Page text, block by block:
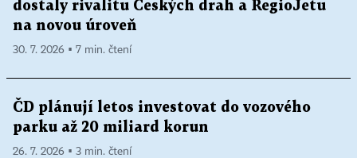
dostaly rivalitu Českých drah a RegioJetu
na novou úroveň
30. 7. 2026 ▪ 7 min. čtení
ČD plánují letos investovat do vozového
parku až 20 miliard korun
26. 7. 2026 ▪ 3 min. čtení